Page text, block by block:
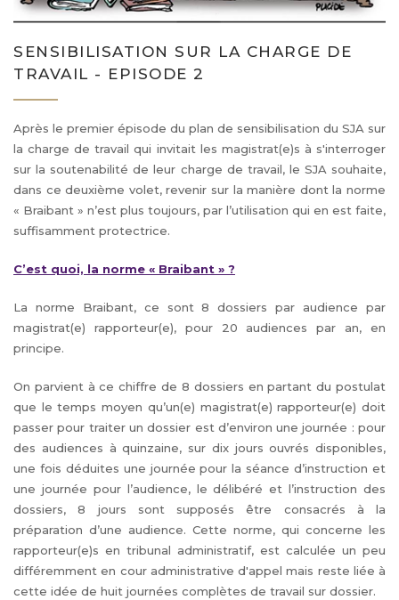
SENSIBILISATION SUR LA CHARGE DE
TRAVAIL - EPISODE 2
Après le premier épisode du plan de sensibilisation du SJA sur
la charge de travail qui invitait les magistrat(e)s à s'interroger
sur la soutenabilité de leur charge de travail, le SJA souhaite,
dans ce deuxième volet, revenir sur la manière dont la norme
« Braibant » n’est plus toujours, par l’utilisation qui en est faite,
suffisamment protectrice.
C’est quoi, la norme « Braibant » ?
La norme Braibant, ce sont 8 dossiers par audience par
magistrat(e) rapporteur(e), pour 20 audiences par an, en
principe.
On parvient à ce chiffre de 8 dossiers en partant du postulat
que le temps moyen qu’un(e) magistrat(e) rapporteur(e) doit
passer pour traiter un dossier est d’environ une journée : pour
des audiences à quinzaine, sur dix jours ouvrés disponibles,
une fois déduites une journée pour la séance d’instruction et
une journée pour l’audience, le délibéré et l’instruction des
dossiers, 8 jours sont supposés être consacrés à la
préparation d’une audience. Cette norme, qui concerne les
rapporteur(e)s en tribunal administratif, est calculée un peu
différemment en cour administrative d'appel mais reste liée à
cette idée de huit journées complètes de travail sur dossier.